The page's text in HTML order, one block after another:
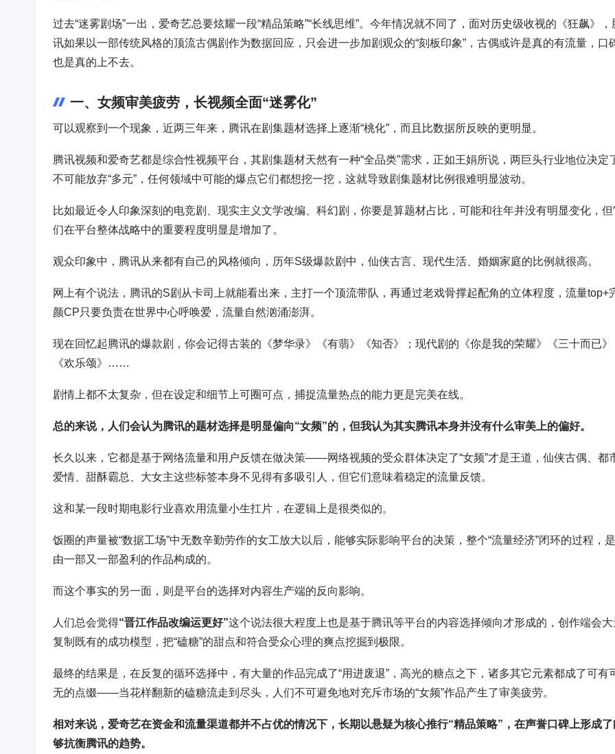
过去“迷雾剧场”一出，爱奇艺总要炫耀一段“精品策略”“长线思维”。今年情况就不同了，面对历史级收视的《狂飙》，
讯如果以一部传统风格的顶流古偶剧作为数据回应，只会进一步加剧观众的“刻板印象”，古偶或许是真的有流量，口
也是真的上不去。
一、女频审美疲劳，长视频全面“迷雾化”
可以观察到一个现象，近两三年来，腾讯在剧集题材选择上逐渐“桃化”，而且比数据所反映的更明显。
腾讯视频和爱奇艺都是综合性视频平台，其剧集题材天然有一种“全品类”需求，正如王娟所说，两巨头行业地位决定
不可能放弃“多元”，任何领域中可能的爆点它们都想挖一挖，这就导致剧集题材比例很难明显波动。
比如最近令人印象深刻的电竞剧、现实主义文学改编、科幻剧，你要是算题材占比，可能和往年并没有明显变化，但
们在平台整体战略中的重要程度明显是增加了。
观众印象中，腾讯从来都有自己的风格倾向，历年S级爆款剧中，仙侠古言、现代生活、婚姻家庭的比例就很高。
网上有个说法，腾讯的S剧从卡司上就能看出来，主打一个顶流带队，再通过老戏骨撑起配角的立体程度，流量top+
颜CP只要负责在世界中心呼唤爱，流量自然汹涌澎湃。
现在回忆起腾讯的爆款剧，你会记得古装的《梦华录》《有翡》《知否》；现代剧的《你是我的荣耀》《三十而已》
《欢乐颂》……
剧情上都不太复杂，但在设定和细节上可圈可点，捕捉流量热点的能力更是完美在线。
总的来说，人们会认为腾讯的题材选择是明显偏向“女频”的，但我认为其实腾讯本身并没有什么审美上的偏好。
长久以来，它都是基于网络流量和用户反馈在做决策——网络视频的受众群体决定了“女频”才是王道，仙侠古偶、都
爱情、甜酥霸总、大女主这些标签本身不见得有多吸引人，但它们意味着稳定的流量反馈。
这和某一段时期电影行业喜欢用流量小生扛片，在逻辑上是很类似的。
饭圈的声量被“数据工场”中无数辛勤劳作的女工放大以后，能够实际影响平台的决策，整个“流量经济”闭环的过程，是
由一部又一部盈利的作品构成的。
而这个事实的另一面，则是平台的选择对内容生产端的反向影响。
人们总会觉得“晋江作品改编运更好”这个说法很大程度上也是基于腾讯等平台的内容选择倾向才形成的，创作端会大
复制既有的成功模型，把“磕糖”的甜点和符合受众心理的爽点挖掘到极限。
最终的结果是，在反复的循环选择中，有大量的作品完成了“用进废退”，高光的糖点之下，诸多其它元素都成了可有
无的点缀——当花样翻新的磕糖流走到尽头，人们不可避免地对充斥市场的“女频”作品产生了审美疲劳。
相对来说，爱奇艺在资金和流量渠道都并不占优的情况下，长期以悬疑为核心推行“精品策略”，在声誉口碑上形成了
够抗衡腾讯的趋势。